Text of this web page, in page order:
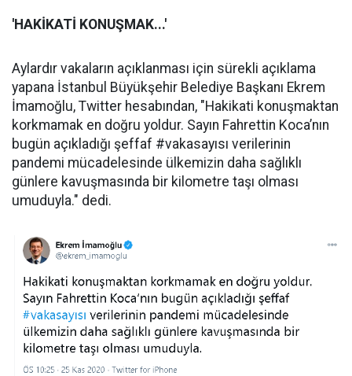
'HAKİKATİ KONUŞMAK...'
Aylardır vakaların açıklanması için sürekli açıklama
yapana İstanbul Büyükşehir Belediye Başkanı Ekrem
İmamoğlu, Twitter hesabından, "Hakikati konuşmaktan
korkmamak en doğru yoldur. Sayın Fahrettin Koca’nın
bugün açıkladığı şeffaf #vakasayısı verilerinin
pandemi mücadelesinde ülkemizin daha sağlıklı
günlere kavuşmasında bir kilometre taşı olması
umuduyla." dedi.